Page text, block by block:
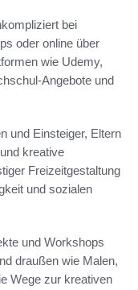
bei
oder online über
wie Udemy,
Angebote und
und Einsteiger, Eltern
kreative
Freizeitgestaltung
und sozialen
und Workshops
draußen wie Malen,
Wege zur kreativen